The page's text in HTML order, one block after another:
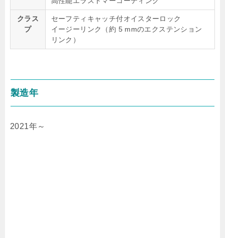
クラス
プ
セーフティキャッチ付オイスターロック
イージーリンク（約 5 mmのエクステンション
リンク）
製造年
2021年～